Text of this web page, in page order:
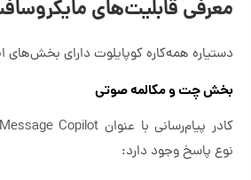
معرفی قابلیت‌های
دستیاره همه‌کاره کوپایلوت دارای بخش‌های
بخش چت و مکالمه صوتی
نوع پاسخ وجود دارد: